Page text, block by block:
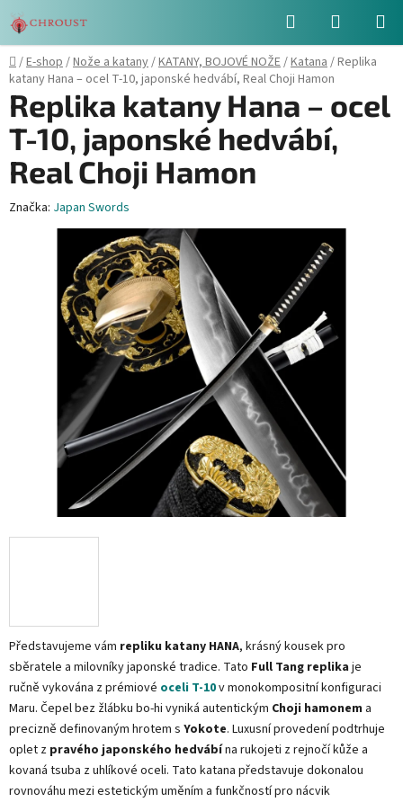
na
obsah
Hledat
KOŠÍK
Domů
/E-shop/Nože a katany/KATANY, BOJOVÉ NOŽE/Katana/Replika
katany Hana – ocel T-10, japonské hedvábí, Real Choji Hamon
Představujeme vám repliku katany HANA, krásný kousek pro
sběratele a milovníky japonské tradice. Tato Full Tang replika je
ručně vykována z prémiové oceli T-10v monokompositní konfiguraci
Maru. Čepel bez žlábku bo-hi vyniká autentickým Choji hamonem a
precizně definovaným hrotem s Yokote. Luxusní provedení podtrhuje
oplet z pravého japonského hedvábína rukojeti z rejnočí kůže a
kovaná tsuba z uhlíkové oceli. Tato katana představuje dokonalou
rovnováhu mezi estetickým uměním a funkčností pro nácvik
Replika katany Hana – ocel
T-10, japonské hedvábí,
Real Choji Hamon
Značka: Japan Swords